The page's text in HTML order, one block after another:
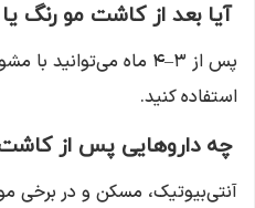
آیا بعد از کاشت مو رنگ
پس از ۳–۴ ماه
استفاده کنید.
چه داروهایی پس از
آنتی‌بیوتیک، مسکن و در برخی